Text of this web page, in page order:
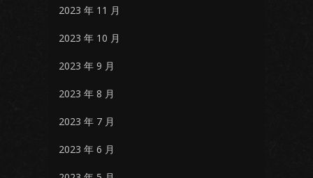
2023 年 11 月
2023 年 10 月
2023 年 9 月
2023 年 8 月
2023 年 7 月
2023 年 6 月